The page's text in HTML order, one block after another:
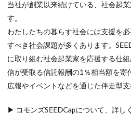
当社が創業以来続けている、社会起
す。
わたしたちの暮らす社会には支援を
すべき社会課題が多くあります。
に取り組む社会起業家を応援する仕
信が受取る信託報酬の1％相当額を寄
広報やイベントなどを通じた伴走型支
▶ コモンズSEEDCapについて、詳し